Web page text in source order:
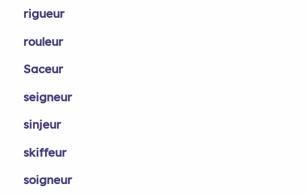
rigueur
rouleur
Saceur
seigneur
sinjeur
skiffeur
soigneur